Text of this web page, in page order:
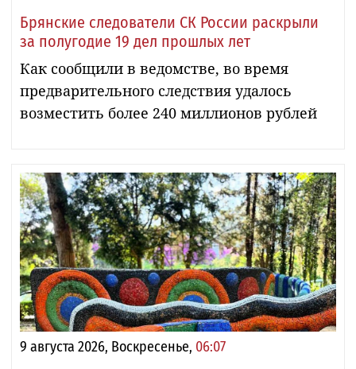
Брянские следователи СК России раскрыли
за полугодие 19 дел прошлых лет
Как сообщили в ведомстве, во время
предварительного следствия удалось
возместить более 240 миллионов рублей
9 августа 2026, Воскресенье, 06:07